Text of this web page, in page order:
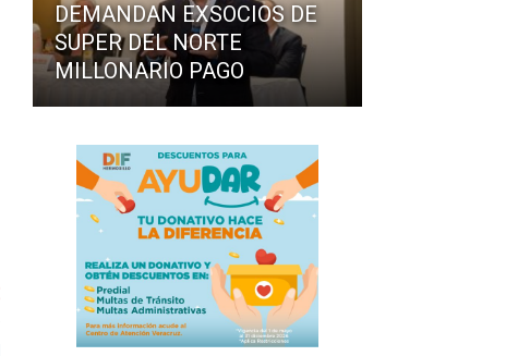
DEMANDAN EXSOCIOS DE
SUPER DEL NORTE
MILLONARIO PAGO